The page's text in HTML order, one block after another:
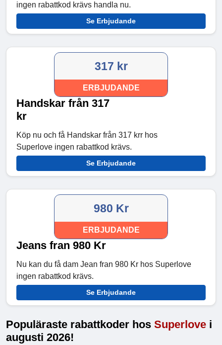
ingen rabattkod krävs handla nu.
Se Erbjudande
317 kr
ERBJUDANDE
Handskar från 317
kr
Köp nu och få Handskar från 317 krr hos
Superlove ingen rabattkod krävs.
Se Erbjudande
980 Kr
ERBJUDANDE
Jeans fran 980 Kr
Nu kan du få dam Jean fran 980 Kr hos Superlove
ingen rabattkod krävs.
Se Erbjudande
Populäraste rabattkoder hos Superlove i
augusti 2026!